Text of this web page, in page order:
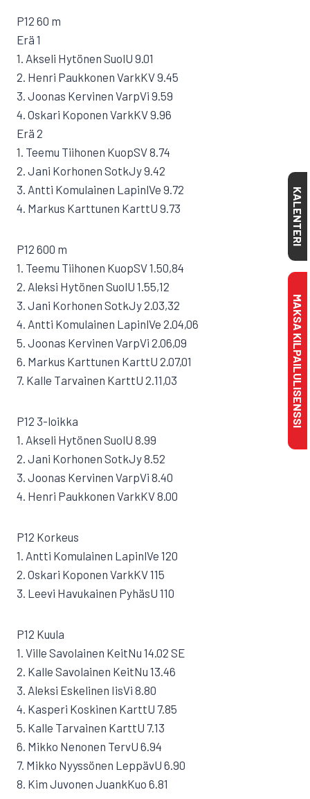
P12 60 m
Erä 1
1. Akseli Hytönen SuolU 9.01
2. Henri Paukkonen VarkKV 9.45
3. Joonas Kervinen VarpVi 9.59
4. Oskari Koponen VarkKV 9.96
Erä 2
1. Teemu Tiihonen KuopSV 8.74
2. Jani Korhonen SotkJy 9.42
3. Antti Komulainen LapinlVe 9.72
4. Markus Karttunen KarttU 9.73
P12 600 m
1. Teemu Tiihonen KuopSV 1.50,84
2. Aleksi Hytönen SuolU 1.55,12
3. Jani Korhonen SotkJy 2.03,32
4. Antti Komulainen LapinlVe 2.04,06
5. Joonas Kervinen VarpVi 2.06,09
6. Markus Karttunen KarttU 2.07,01
7. Kalle Tarvainen KarttU 2.11,03
P12 3-loikka
1. Akseli Hytönen SuolU 8.99
2. Jani Korhonen SotkJy 8.52
3. Joonas Kervinen VarpVi 8.40
4. Henri Paukkonen VarkKV 8.00
P12 Korkeus
1. Antti Komulainen LapinlVe 120
2. Oskari Koponen VarkKV 115
3. Leevi Havukainen PyhäsU 110
P12 Kuula
1. Ville Savolainen KeitNu 14.02 SE
2. Kalle Savolainen KeitNu 13.46
3. Aleksi Eskelinen IisVi 8.80
4. Kasperi Koskinen KarttU 7.85
5. Kalle Tarvainen KarttU 7.13
6. Mikko Nenonen TervU 6.94
7. Mikko Nyyssönen LeppävU 6.90
8. Kim Juvonen JuankKuo 6.81
KALENTERI
MAKSA KILPAILULISENSSI